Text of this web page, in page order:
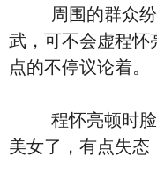
周围的群众纷
武，可不会虚程怀
点的不停议论着。
程怀亮顿时脸
美女了，有点失态